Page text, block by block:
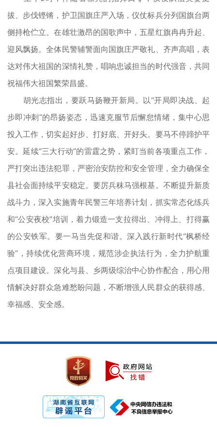
拔、步伐铿锵，护卫国旗庄严入场，仪仗标兵分列国旗台两
侧持枪伫立。在雄壮激昂的国歌声中，五星红旗冉冉升起、
迎风飘扬。全体民警辅警面向国旗庄严敬礼、齐声高唱，表
达对伟大祖国的深情礼赞，唱响忠诚担当的时代强音，共同
祝福伟大祖国繁荣昌盛。
胡光志指出，要跃马扬鞭开新局。以“开局即决战、起
步即冲刺”的昂扬姿态，迅速克服节后懈怠情绪，集中心思
投入工作，切实起好步、打好底、开好头。要马不停蹄护平
安。延续“三大行动”的雷霆之势，紧盯当前各项重点工作，
严打突出违法犯罪，严密治安防控和安全管理，全力确保全
县社会面持续平安稳定。要厉兵秣马强根基。不断提升新质
战斗力，深入实施青年民警三年培养计划，抓实常态化练兵
和“公安夜校”培训，着力锻造一支拉得出、冲得上、打得赢
的公安铁军。要一马当先促和谐。深入践行新时代“枫桥经
验”，持续优化营商环境，规范涉企执法行为，全力护航重
点项目建设。深化与县、乡两级综治中心协作配合，用心用
情解决好群众急难愁盼问题，不断增强人民群众的获得感、
幸福感、安全感。